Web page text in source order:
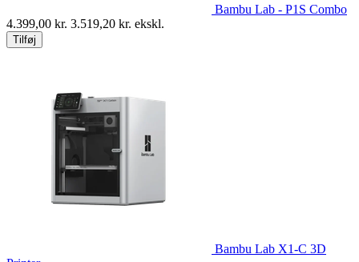
Bambu Lab - P1S Combo
4.399,00 kr. 3.519,20 kr. ekskl.
Tilføj
Bambu Lab X1-C 3D